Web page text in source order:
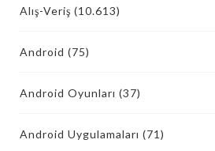
Alış-Veriş (10.613)
Android (75)
Android Oyunları (37)
Android Uygulamaları (71)